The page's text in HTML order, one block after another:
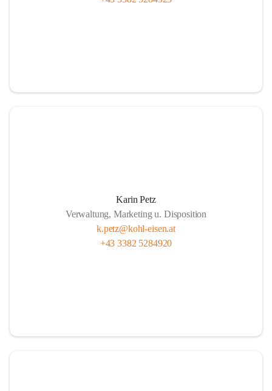
Karin Petz
Verwaltung, Marketing u. Disposition
k.petz@kohl-eisen.at
+43 3382 5284920